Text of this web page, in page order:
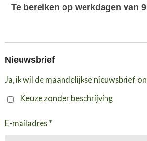
Te bereiken op werkdagen van
Nieuwsbrief
Ja, ik wil de maandelijkse nieuwsbrief
Keuze zonder beschrijving
E-mailadres *